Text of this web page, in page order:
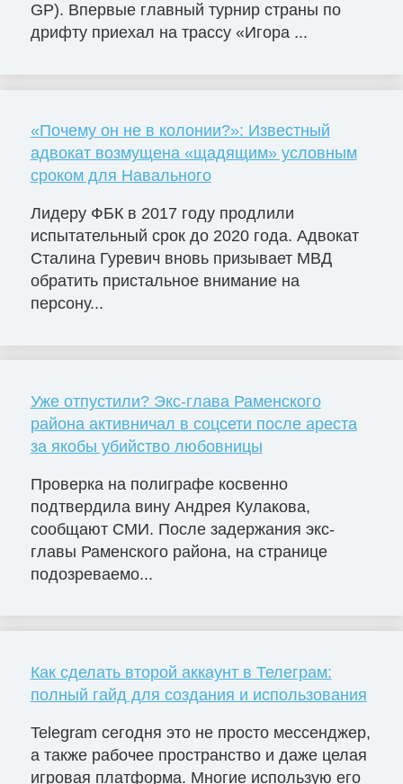
GP). Впервые главный турнир страны по
дрифту приехал на трассу «Игора ...
«Почему он не в колонии?»: Известный
адвокат возмущена «щадящим» условным
сроком для Навального
Лидеру ФБК в 2017 году продлили
испытательный срок до 2020 года. Адвокат
Сталина Гуревич вновь призывает МВД
обратить пристальное внимание на
персону...
Уже отпустили? Экс-глава Раменского
района активничал в соцсети после ареста
за якобы убийство любовницы
Проверка на полиграфе косвенно
подтвердила вину Андрея Кулакова,
сообщают СМИ. После задержания экс-
главы Раменского района, на странице
подозреваемо...
Как сделать второй аккаунт в Телеграм:
полный гайд для создания и использования
Telegram сегодня это не просто мессенджер,
а также рабочее пространство и даже целая
игровая платформа. Многие использую его